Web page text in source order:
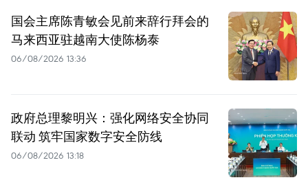
国会主席陈青敏会见前来辞行拜会的
马来西亚驻越南大使陈杨泰
06/08/2026 13:36
政府总理黎明兴：强化网络安全协同
联动 筑牢国家数字安全防线
06/08/2026 13:18